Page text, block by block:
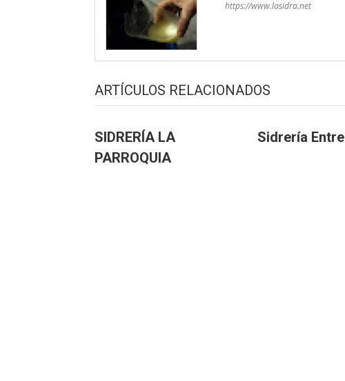
https://www.lasidra.net
ARTÍCULOS RELACIONADOS
SIDRERÍA LA
PARROQUIA
Sidrería